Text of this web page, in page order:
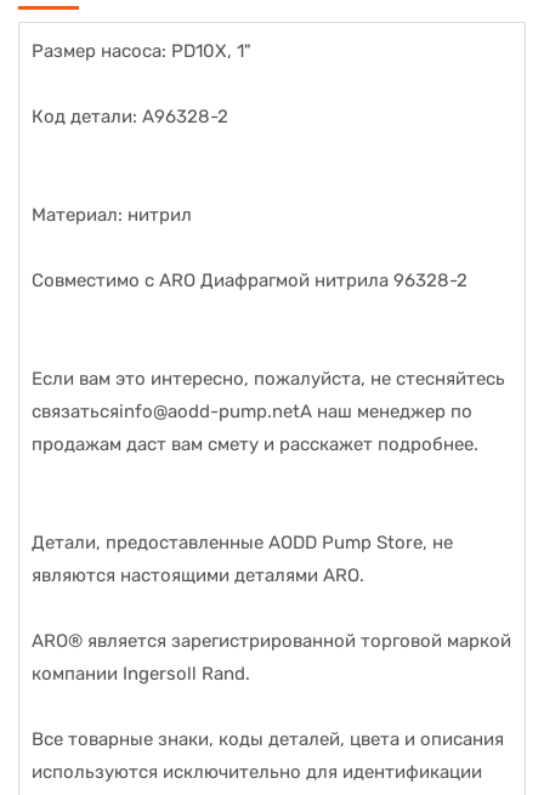
Размер насоса: PD10X, 1"
Код детали: A96328-2
Материал: нитрил
Совместимо с ARO Диафрагмой нитрила 96328-2
Если вам это интересно, пожалуйста, не стесняйтесь
связатьсяinfo@aodd-pump.netА наш менеджер по
продажам даст вам смету и расскажет подробнее.
Детали, предоставленные AODD Pump Store, не
являются настоящими деталями ARO.
ARO® является зарегистрированной торговой маркой
компании Ingersoll Rand.
Все товарные знаки, коды деталей, цвета и описания
используются исключительно для идентификации